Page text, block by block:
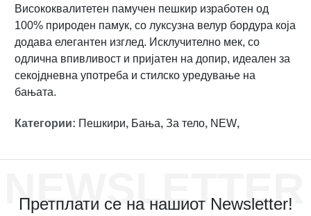
Висококвалитетен памучен пешкир изработен од
100% природен памук, со луксузна велур бордура која
додава елегантен изглед. Исклучително мек, со
одлична впивливост и пријатен на допир, идеален за
секојдневна употреба и стилско уредување на
бањата.
Категории: Пешкири, Бања, За тело, NEW,
NEWSLETTER
Претплати се на нашиот Newsletter!